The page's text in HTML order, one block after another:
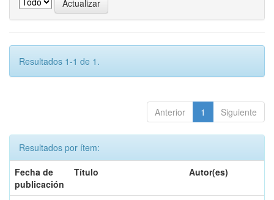
Resultados 1-1 de 1.
Anterior 1 Siguiente
Resultados por ítem:
Fecha de
publicación
Título Autor(es)